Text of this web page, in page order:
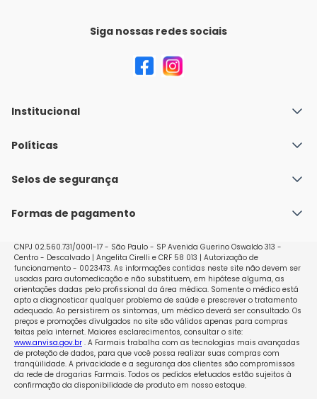
Siga nossas redes sociais
Institucional
Quem Somos
Nossas lojas
Políticas
Política de Envio
Políticas de Trocas e Devoluções
Selos de segurança
Formas de pagamento
CNPJ 02.560.731/0001-17 - São Paulo - SP Avenida Guerino Oswaldo 313 -
Centro - Descalvado | Angelita Cirelli e CRF 58 013 | Autorização de
funcionamento - 0023473. As informações contidas neste site não devem ser
usadas para automedicação e não substituem, em hipótese alguma, as
orientações dadas pelo profissional da área médica. Somente o médico está
apto a diagnosticar qualquer problema de saúde e prescrever o tratamento
adequado. Ao persistirem os sintomas, um médico deverá ser consultado. Os
preços e promoções divulgados no site são válidos apenas para compras
feitas pela internet. Maiores esclarecimentos, consultar o site:
www.anvisa.gov.br. A Farmais trabalha com as tecnologias mais avançadas
de proteção de dados, para que você possa realizar suas compras com
tranqüilidade. A privacidade e a segurança dos clientes são compromissos
da rede de drogarias Farmais. Todos os pedidos efetuados estão sujeitos à
confirmação da disponibilidade de produto em nosso estoque.